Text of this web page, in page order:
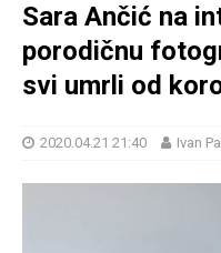
Sara Ančić na
porodičnu
svi umrli od
2020.04.21 21:40 Ivan